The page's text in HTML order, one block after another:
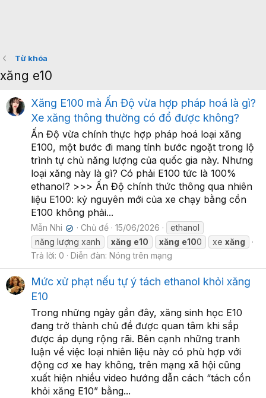
Từ khóa
xăng e10
Xăng E100 mà Ấn Độ vừa hợp pháp hoá là gì?
Xe xăng thông thường có đổ được không?
Ấn Độ vừa chính thực hợp pháp hoá loại xăng
E100, một bước đi mang tính bước ngoặt trong lộ
trình tự chủ năng lượng của quốc gia này. Nhưng
loại xăng này là gì? Có phải E100 tức là 100%
ethanol? >>> Ấn Độ chính thức thông qua nhiên
liệu E100: kỷ nguyên mới của xe chạy bằng cồn
E100 không phải...
Mẫn Nhi ✔ Chủ đề 15/06/2026
ethanol
năng lượng xanh
xăng e10 xăng e100 xe xăng
Trả lời: 0
Diễn đàn: Nóng trên mạng
Mức xử phạt nếu tự ý tách ethanol khỏi xăng
E10
Trong những ngày gần đây, xăng sinh học E10
đang trở thành chủ đề được quan tâm khi sắp
được áp dụng rộng rãi. Bên cạnh những tranh
luận về việc loại nhiên liệu này có phù hợp với
động cơ xe hay không, trên mạng xã hội cũng
xuất hiện nhiều video hướng dẫn cách “tách cồn
khỏi xăng E10” bằng...